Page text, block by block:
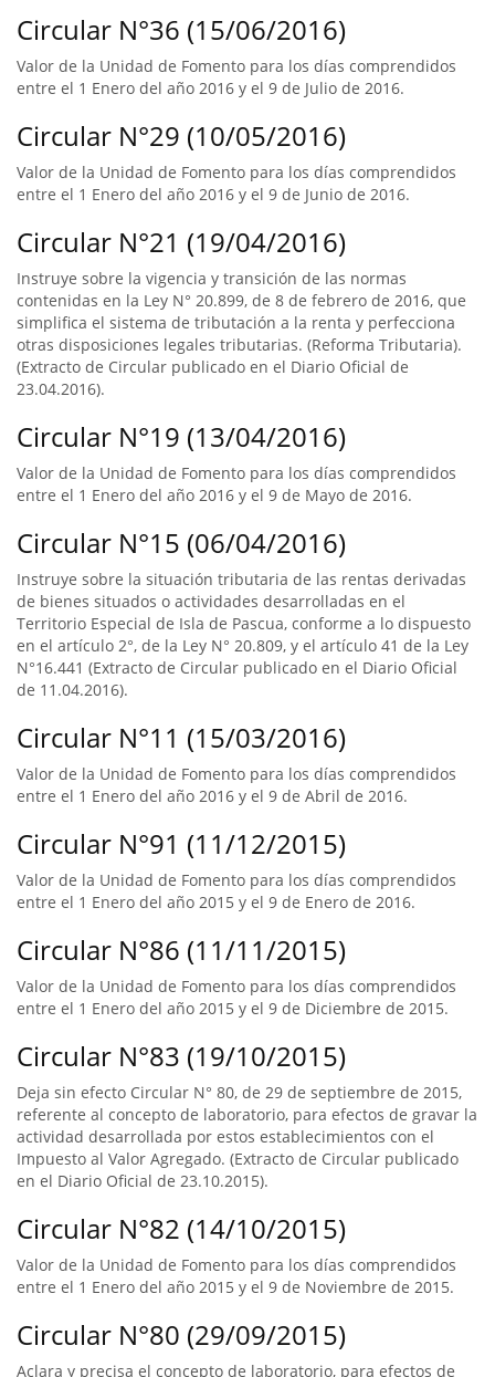
Circular N°36 (15/06/2016)
Valor de la Unidad de Fomento para los días comprendidos
entre el 1 Enero del año 2016 y el 9 de Julio de 2016.
Circular N°29 (10/05/2016)
Valor de la Unidad de Fomento para los días comprendidos
entre el 1 Enero del año 2016 y el 9 de Junio de 2016.
Circular N°21 (19/04/2016)
Instruye sobre la vigencia y transición de las normas
contenidas en la Ley N° 20.899, de 8 de febrero de 2016, que
simplifica el sistema de tributación a la renta y perfecciona
otras disposiciones legales tributarias. (Reforma Tributaria).
(Extracto de Circular publicado en el Diario Oficial de
23.04.2016).
Circular N°19 (13/04/2016)
Valor de la Unidad de Fomento para los días comprendidos
entre el 1 Enero del año 2016 y el 9 de Mayo de 2016.
Circular N°15 (06/04/2016)
Instruye sobre la situación tributaria de las rentas derivadas
de bienes situados o actividades desarrolladas en el
Territorio Especial de Isla de Pascua, conforme a lo dispuesto
en el artículo 2°, de la Ley N° 20.809, y el artículo 41 de la Ley
N°16.441 (Extracto de Circular publicado en el Diario Oficial
de 11.04.2016).
Circular N°11 (15/03/2016)
Valor de la Unidad de Fomento para los días comprendidos
entre el 1 Enero del año 2016 y el 9 de Abril de 2016.
Circular N°91 (11/12/2015)
Valor de la Unidad de Fomento para los días comprendidos
entre el 1 Enero del año 2015 y el 9 de Enero de 2016.
Circular N°86 (11/11/2015)
Valor de la Unidad de Fomento para los días comprendidos
entre el 1 Enero del año 2015 y el 9 de Diciembre de 2015.
Circular N°83 (19/10/2015)
Deja sin efecto Circular N° 80, de 29 de septiembre de 2015,
referente al concepto de laboratorio, para efectos de gravar la
actividad desarrollada por estos establecimientos con el
Impuesto al Valor Agregado. (Extracto de Circular publicado
en el Diario Oficial de 23.10.2015).
Circular N°82 (14/10/2015)
Valor de la Unidad de Fomento para los días comprendidos
entre el 1 Enero del año 2015 y el 9 de Noviembre de 2015.
Circular N°80 (29/09/2015)
Aclara y precisa el concepto de laboratorio, para efectos de